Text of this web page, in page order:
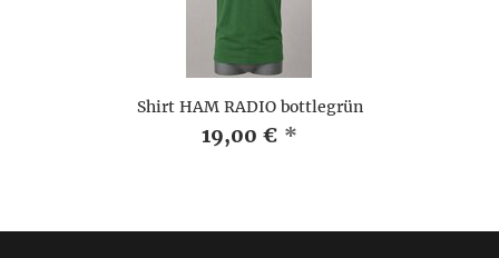
Shirt HAM RADIO bottlegrün
19,00 € *